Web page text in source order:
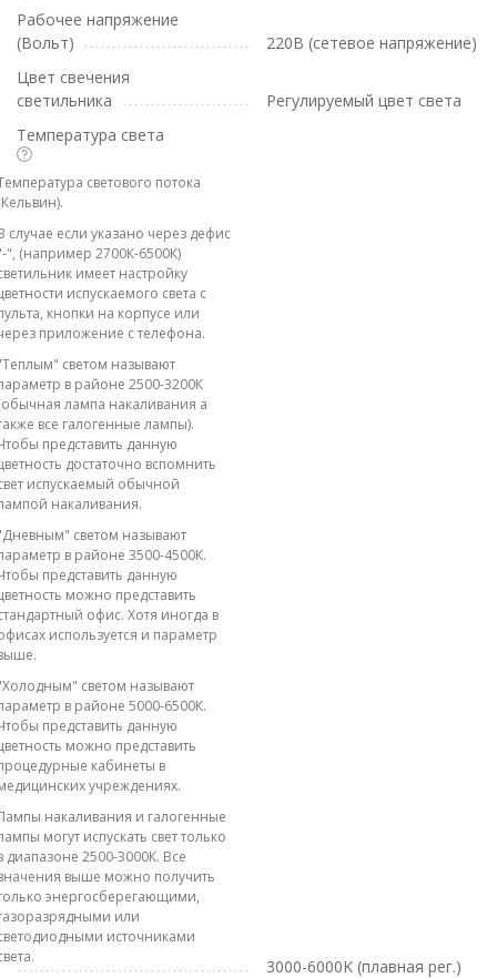
Рабочее напряжение
(Вольт)
220В (сетевое напряжение)
Цвет свечения
светильника
Регулируемый цвет света
Температура света
светового потока
случае если указано через дефис
", (например 2700К-6500К)
имеет настройку
испускаемого света с
кнопки на корпусе или
приложение с телефона.
светом называют
в районе 2500-3200К
лампа накаливания а
все галогенные лампы).
представить данную
достаточно вспомнить
испускаемый обычной
накаливания.
светом называют
в районе 3500-4500К.
представить данную
можно представить
офис. Хотя иногда в
используется и параметр
светом называют
в районе 5000-6500К.
представить данную
можно представить
кабинеты в
учреждениях.
накаливания и галогенные
могут испускать свет только
диапазоне 2500-3000К. Все
выше можно получить
энергосберегающими,
или
источниками
3000-6000K (плавная рег.)